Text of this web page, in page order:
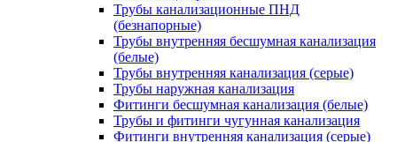
Трубы канализационные ПНД
(безнапорные)
Трубы внутренняя бесшумная канализация
(белые)
Трубы внутренняя канализация (серые)
Трубы наружная канализация
Фитинги бесшумная канализация (белые)
Трубы и фитинги чугунная канализация
Фитинги внутренняя канализация (серые)